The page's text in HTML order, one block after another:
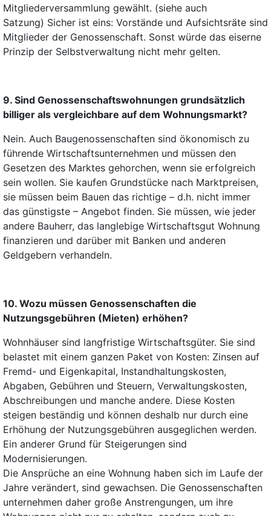
Mitgliederversammlung gewählt. (siehe auch
Satzung) Sicher ist eins: Vorstände und Aufsichtsräte sind
Mitglieder der Genossenschaft. Sonst würde das eiserne
Prinzip der Selbstverwaltung nicht mehr gelten.
9. Sind Genossenschaftswohnungen grundsätzlich
billiger als vergleichbare auf dem Wohnungsmarkt?
Nein. Auch Baugenossenschaften sind ökonomisch zu
führende Wirtschaftsunternehmen und müssen den
Gesetzen des Marktes gehorchen, wenn sie erfolgreich
sein wollen. Sie kaufen Grundstücke nach Marktpreisen,
sie müssen beim Bauen das richtige – d.h. nicht immer
das günstigste – Angebot finden. Sie müssen, wie jeder
andere Bauherr, das langlebige Wirtschaftsgut Wohnung
finanzieren und darüber mit Banken und anderen
Geldgebern verhandeln.
10. Wozu müssen Genossenschaften die
Nutzungsgebühren (Mieten) erhöhen?
Wohnhäuser sind langfristige Wirtschaftsgüter. Sie sind
belastet mit einem ganzen Paket von Kosten: Zinsen auf
Fremd- und Eigenkapital, Instandhaltungskosten,
Abgaben, Gebühren und Steuern, Verwaltungskosten,
Abschreibungen und manche andere. Diese Kosten
steigen beständig und können deshalb nur durch eine
Erhöhung der Nutzungsgebühren ausgeglichen werden.
Ein anderer Grund für Steigerungen sind
Modernisierungen.
Die Ansprüche an eine Wohnung haben sich im Laufe der
Jahre verändert, sind gewachsen. Die Genossenschaften
unternehmen daher große Anstrengungen, um ihre